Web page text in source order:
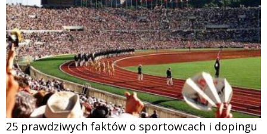
25 prawdziwych faktów o sportowcach i dopingu